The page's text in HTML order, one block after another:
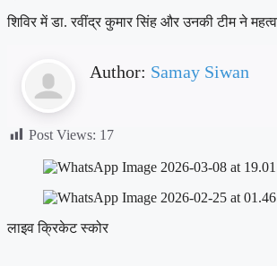
शिविर में डा. रवींद्र कुमार सिंह और उनकी टीम ने
Author: Samay Siwan
Post Views: 17
लाइव क्रिकेट स्कोर